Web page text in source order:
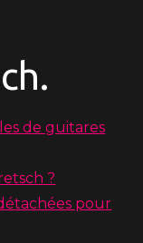
de guitares
?
pour